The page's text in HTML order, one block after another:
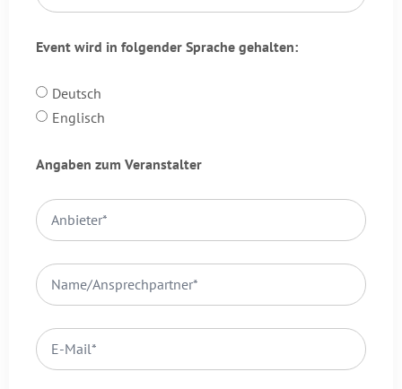
Event wird in folgender Sprache gehalten:
Deutsch
Englisch
Angaben zum Veranstalter